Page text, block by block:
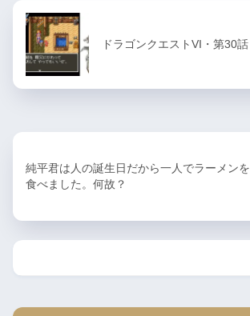
ドラゴンクエストVI・第30話
純平君は人の誕生日だから一人でラーメンを
食べました。何故？